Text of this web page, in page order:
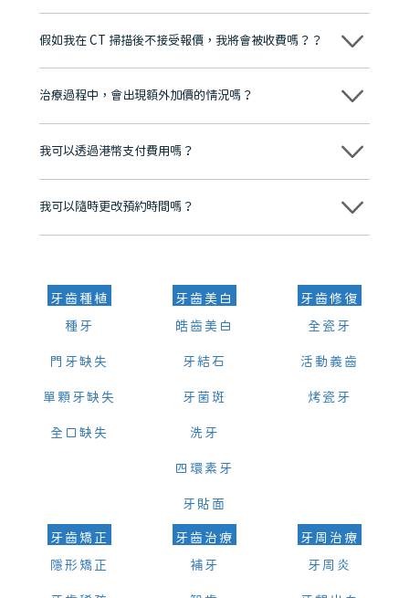
維港口腔踐行「醫道濟世」的大學校訓，各分院匯聚來自香港、內地的
牌」、「2025香港企業領袖品牌」，是諾貝爾種植系統全球放心植牙中
至今已服務超過三十個國家和地區的顧客，受到粵港澳大灣區及周邊城
市市民極高的口碑評價及信任推薦 珠海、深圳設有八大分院，香港亦設
有咨詢及服務保障中心，有任何問題都可以隨時預約免費咨詢，讓人十
假如我在 CT 掃描後不接受報價，我將會被收費嗎？？
不會！只要未開始實際服務之前，你不會被收取任何費用。
治療過程中，會出現額外加價的情況嗎？
不會，治療前我們會詳細說明治療方案及對應的價錢，顧客同意並簽字
我可以透過港幣支付費用嗎？
可以。維港口腔會按照當日匯率轉算收取費用，而匯率會及時告知客人
我可以隨時更改預約時間嗎？
可以，請盡早通過wechat或whatsapp聯絡我們，告知我們你原本預約
牙齒種植
種牙
門牙缺失
單顆牙缺失
全口缺失
牙齒美白
皓齒美白
牙結石
牙菌斑
洗牙
四環素牙
牙貼面
牙齒修復
全瓷牙
活動義齒
烤瓷牙
牙齒矯正
隱形矯正
牙齒治療
補牙
牙周治療
牙周炎